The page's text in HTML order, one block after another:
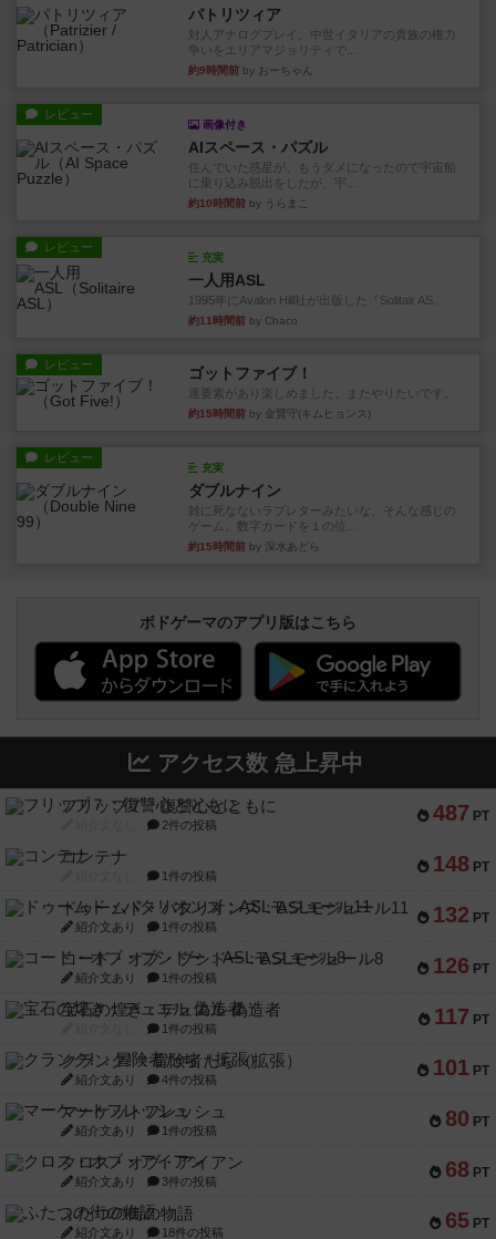
パトリツィア
対人アナログプレイ。中世イタリアの貴族の権力
争いをエリアマジョリティで...
約9時間前 by おーちゃん
レビュー
画像付き
AIスペース・パズル
住んでいた惑星が、もうダメになったので宇宙船
に乗り込み脱出をしたが、宇...
約10時間前 by うらまこ
レビュー
充実
一人用ASL
1995年にAvalon Hill社が出版した『Solitair AS...
約11時間前 by Chaco
レビュー ゴットファイブ！
運要素があり楽しめました。またやりたいです。
約15時間前 by 金賢守(キムヒョンス)
レビュー
充実
ダブルナイン
雑に死なないラブレターみたいな、そんな感じの
ゲーム。数字カードを１の位...
約15時間前 by 深水あどら
ボドゲーマのアプリ版はこちら
アクセス数 急上昇中
487 PT
フリップ７：復讐心とともに
2件の投稿
148 PT
コンテナ
1件の投稿
132 PT
ドゥームド・バタリオンズ：ASLモジュール11
紹介文あり 1件の投稿
126 PT
コード・オブ・ブシドー：ASLモジュール8
紹介文あり 1件の投稿
117 PT
宝石の煌き：デュエル 偽造者
1件の投稿
101 PT
クランク! ：冒険者たち（拡張）
紹介文あり 4件の投稿
80 PT
マーケットフレッシュ
紹介文あり 1件の投稿
68 PT
クロス・オブ・アイアン
紹介文あり 3件の投稿
65 PT
ふたつの街の物語
紹介文あり 18件の投稿